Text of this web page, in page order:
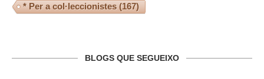
* Per a col·leccionistes (167)
BLOGS QUE SEGUEIXO